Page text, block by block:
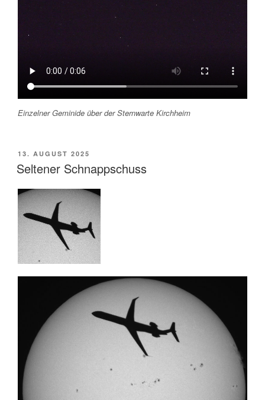
Einzelner Geminide über der Sternwarte Kirchheim
VERÖFFENTLICHT
AM
13. AUGUST 2025
Seltener Schnappschuss